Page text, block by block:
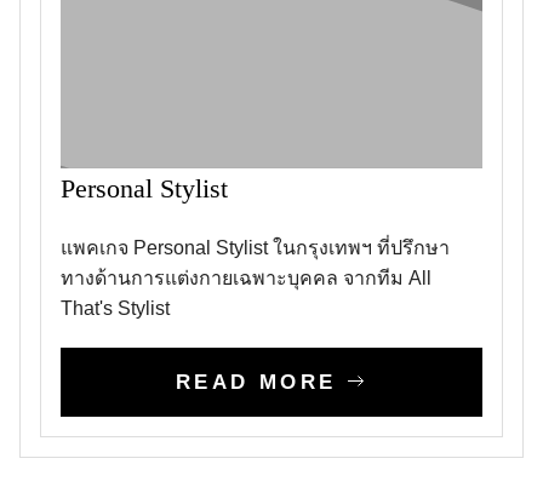
Personal Stylist
แพคเกจ Personal Stylist ในกรุงเทพฯ ที่ปรึกษา
ทางด้านการแต่งกายเฉพาะบุคคล จากทีม All
That's Stylist
READ MORE